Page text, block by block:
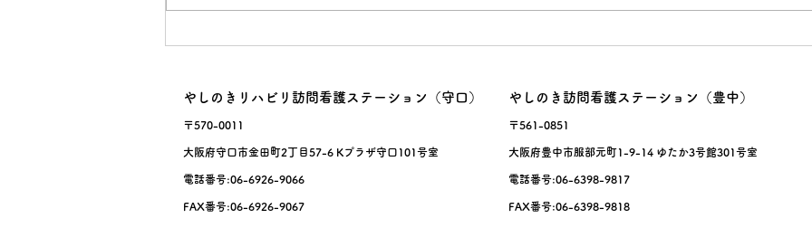
やしのきリハビリ訪問看護ステーション（守口）
〒570-0011
大阪府守口市金田町2丁目57-6 Kプラザ守口101号室
電話番号:06-6926-9066
FAX番号:06-6926-9067
やしのき訪問看護ステーション（豊中）
〒561-0851
大阪府豊中市服部元町1-9-14 ゆたか3号館301号室
電話番号:06-6398-9817
FAX番号:06-6398-9818